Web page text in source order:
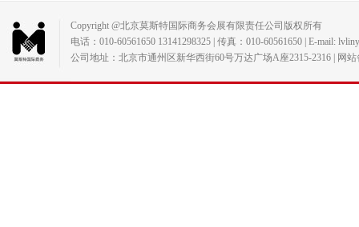
Copyright @北京莫斯特国际商务会展有限责任公司版权所有
电话：010-60561650 13141298325 | 传真：010-60561650 | E-mail:
公司地址：北京市通州区新华西街60号万达广场A座2315-2316 | 网